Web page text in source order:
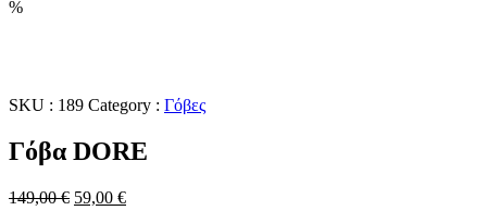
%
SKU : 189 Category : Γόβες
Γόβα DORE
149,00€ Original
59,00 €Η